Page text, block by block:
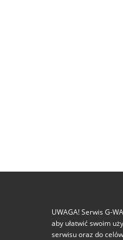
UWAGA! Serwis G-
aby ułatwić swoim
serwisu oraz do